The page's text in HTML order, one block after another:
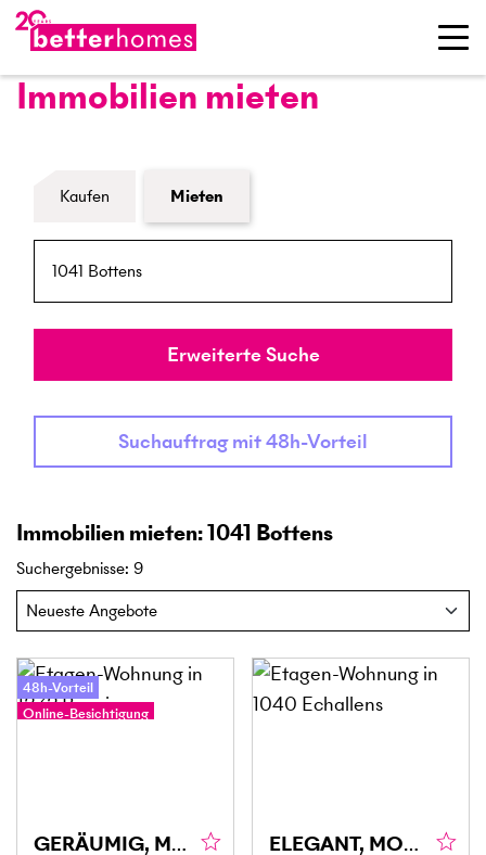
Immobilien mieten
Formular Immobiliensuche
Kaufen Mieten
Umkreis
Erweiterte Suche
Suchauftrag mit 48h-Vorteil
Immobilien mieten: 1041 Bottens
Suchergebnisse: 9
48h-Vorteil
Online-Besichtigung
GERÄUMIG, MIT PANORAMABLICK AUF DEN JURA
ELEGANT, MODERN UND MINERGIE